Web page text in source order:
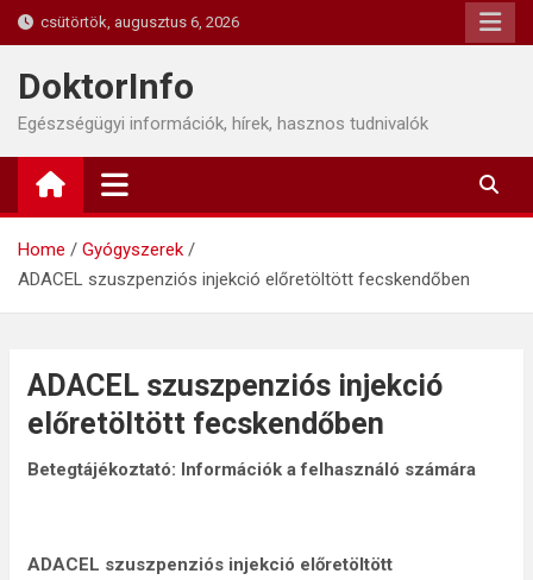
Skip
to
content
csütörtök, augusztus 6, 2026
DoktorInfo
Egészségügyi információk, hírek, hasznos tudnivalók
Home
Gyógyszerek
ADACEL szuszpenziós injekció előretöltött fecskendőben
ADACEL szuszpenziós injekció
előretöltött fecskendőben
Betegtájékoztató: Információk a felhasználó számára
ADACEL szuszpenziós injekció előretöltött